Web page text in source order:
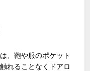
、鞄や服のポケット
れることなくドアロ